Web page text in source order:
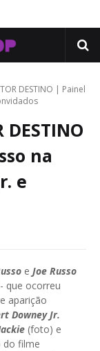
DESTINO | Painel
DESTINO
na
e
e Joe Russo
que ocorreu
aparição
Downey Jr.
(foto) e
do filme